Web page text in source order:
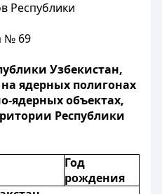
Республики
№ 69
Узбекистан,
ядерных полигонах
ядерных объектах,
Республики
Год
рождения